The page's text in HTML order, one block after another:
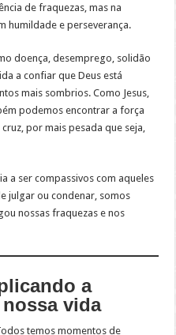
de fraquezas, mas na
humildade e perseverança.
doença, desemprego, solidão
a confiar que Deus está
mais sombrios. Como Jesus,
podemos encontrar a força
por mais pesada que seja,
a ser compassivos com aqueles
julgar ou condenar, somos
nossas fraquezas e nos
a
vida
temos momentos de